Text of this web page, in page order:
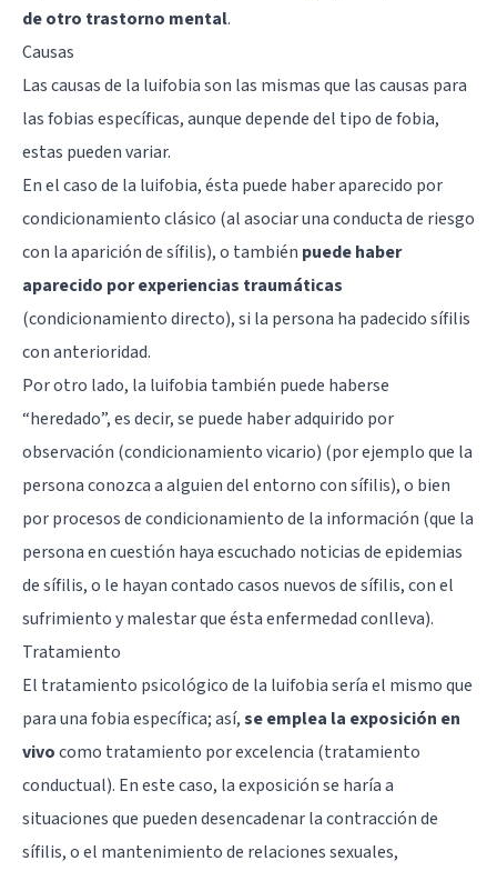
de otro trastorno mental.
Causas
Las causas de la luifobia son las mismas que las causas para
las fobias específicas, aunque depende del tipo de fobia,
estas pueden variar.
En el caso de la luifobia, ésta puede haber aparecido por
condicionamiento clásico (al asociar una conducta de riesgo
con la aparición de sífilis), o también puede haber
aparecido por experiencias traumáticas
(condicionamiento directo), si la persona ha padecido sífilis
con anterioridad.
Por otro lado, la luifobia también puede haberse
“heredado”, es decir, se puede haber adquirido por
observación (condicionamiento vicario) (por ejemplo que la
persona conozca a alguien del entorno con sífilis), o bien
por procesos de condicionamiento de la información (que la
persona en cuestión haya escuchado noticias de epidemias
de sífilis, o le hayan contado casos nuevos de sífilis, con el
sufrimiento y malestar que ésta enfermedad conlleva).
Tratamiento
El tratamiento psicológico de la luifobia sería el mismo que
para una fobia específica; así,se emplea la exposición en
vivocomo tratamiento por excelencia (tratamiento
conductual). En este caso, la exposición se haría a
situaciones que pueden desencadenar la contracción de
sífilis, o el mantenimiento de relaciones sexuales,